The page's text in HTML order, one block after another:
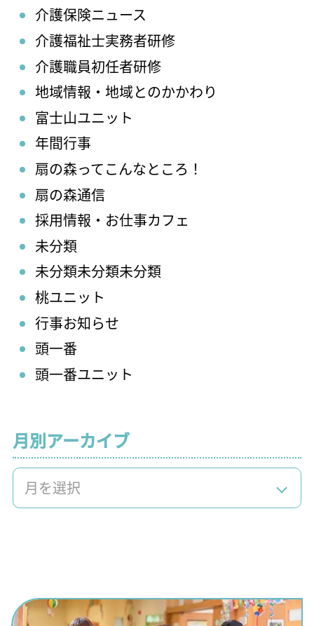
介護保険ニュース
介護福祉士実務者研修
介護職員初任者研修
地域情報・地域とのかかわり
富士山ユニット
年間行事
扇の森ってこんなところ！
扇の森通信
採用情報・お仕事カフェ
未分類
未分類未分類未分類
桃ユニット
行事お知らせ
頭一番
頭一番ユニット
月別アーカイブ